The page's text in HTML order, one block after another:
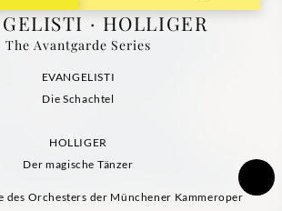
· HOLLIGER
The Avantgarde Series
EVANGELISTI
Die Schachtel
HOLLIGER
Der magische Tänzer
des Orchesters der Münchener Kammeroper